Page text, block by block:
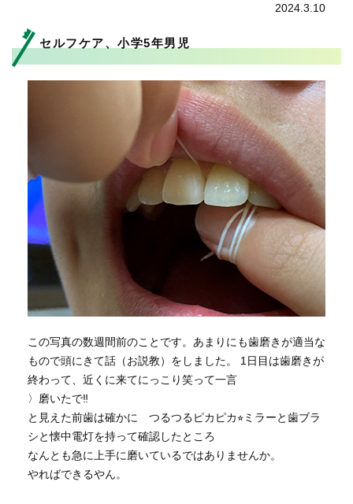
2024.3.10
セルフケア、小学5年男児
この写真の数週間前のことです。あまりにも歯磨きが適当な
もので頭にきて話（お説教）をしました。 1日目は歯磨きが
終わって、近くに来てにっこり笑って一言
〉磨いたで‼︎
と見えた前歯は確かに つるつるピカピカ⭐︎ミラーと歯ブラ
シと懐中電灯を持って確認したところ
なんとも急に上手に磨いているではありませんか。
やればできるやん。